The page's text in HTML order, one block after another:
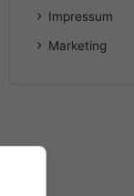
Impressum
Marketing